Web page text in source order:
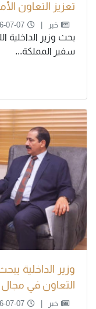
تعزيز التعاون
خبر 07-07
بحث وزير الداخلية
سفير المملكة...
وزير الداخلية
التعاون في
خبر 07-07